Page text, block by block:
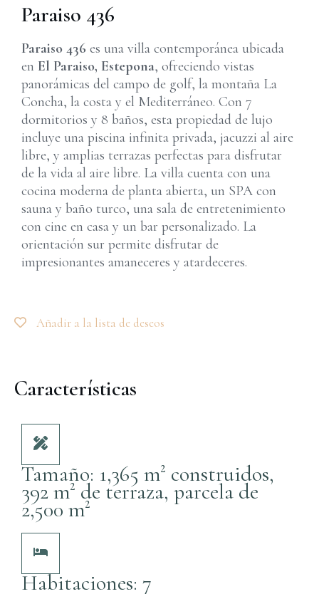
Paraiso 436
Paraiso 436 es una villa contemporánea ubicada
en El Paraiso, Estepona, ofreciendo vistas
panorámicas del campo de golf, la montaña La
Concha, la costa y el Mediterráneo. Con 7
dormitorios y 8 baños, esta propiedad de lujo
incluye una piscina infinita privada, jacuzzi al aire
libre, y amplias terrazas perfectas para disfrutar
de la vida al aire libre. La villa cuenta con una
cocina moderna de planta abierta, un SPA con
sauna y baño turco, una sala de entretenimiento
con cine en casa y un bar personalizado. La
orientación sur permite disfrutar de
impresionantes amaneceres y atardeceres.
Añadir a la lista de deseos
Características
Tamaño: 1,365 m² construidos,
392 m² de terraza, parcela de
2,500 m²
Habitaciones: 7